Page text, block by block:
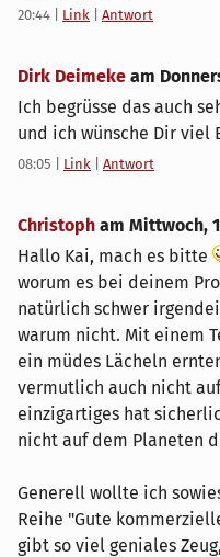
20:44 Link Antwort
Dirk Deimeke am
Ich begrüsse das auch
und ich wünsche Dir viel
08:05 Link Antwort
Christoph am Mittwoch,
Hallo Kai, mach es bitte
worum es bei deinem
natürlich schwer
warum nicht. Mit einem
ein müdes Lächeln
vermutlich auch nicht
einzigartiges hat
nicht auf dem Planeten
Generell wollte ich
Reihe "Gute
gibt so viel geniales